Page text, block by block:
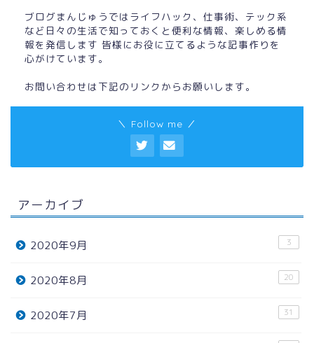
ブログまんじゅうではライフハック、仕事術、テック系
など日々の生活で知っておくと便利な情報、楽しめる情
報を発信します 皆様にお役に立てるような記事作りを
心がけています。
お問い合わせは下記のリンクからお願いします。
＼ Follow me ／
アーカイブ
2020年9月 3
2020年8月 20
2020年7月 31